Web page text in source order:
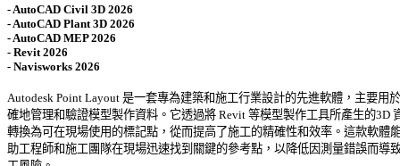
- AutoCAD Civil 3D 2026
- AutoCAD Plant 3D 2026
- AutoCAD MEP 2026
- Revit 2026
- Navisworks 2026
Autodesk Point Layout 是一套專為建築和施工行業設計的先進軟體，主要用
確地管理和驗證模型製作資料。它透過將 Revit 等模型製作工具所產生的3D
轉換為可在現場使用的標記點，從而提高了施工的精確性和效率。這款軟體
助工程師和施工團隊在現場迅速找到關鍵的參考點，以降低因測量錯誤而導